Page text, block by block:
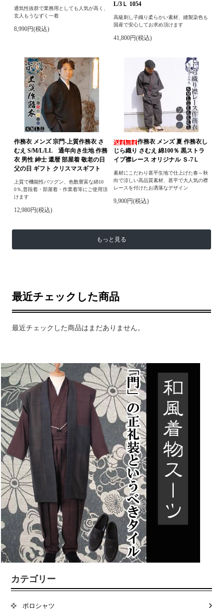
通気性抜群で業務用としても人気が高く、
玄人もうなずく一着
8,990円(税込)
L/3Ｌ 1054
高級刺し子織り柔らかい素材、縫製染色も
国産で安心してお求め頂けます
41,800円(税込)
作務衣 メンズ 宗門-上質作務衣 さ
むえ S/M/L/LL 通年向き生地 作務
衣 男性 紳士 還暦 部屋着 敬老の日
父の日 ギフト クリスマスギフト
上質で機能性バツグン、色数豊富な綿10
0％,普段着・部屋着・作業着等にご使用頂
けます
12,980円(税込)
作務衣 メンズ 夏 作務衣し
じら織り さむえ 綿100％ 黒ストラ
イプ襟レース オリジナル Ｓ-7Ｌ
素材にこだわり甚平生地で仕上げた春～秋
向で涼しい高品質素材、甚平で大人気の襟
レースを付けたお洒落なデザイン
9,900円(税込)
もっと見る
最近チェックした商品
最近チェックした商品はまだありません。
カテゴリー
ポロシャツ